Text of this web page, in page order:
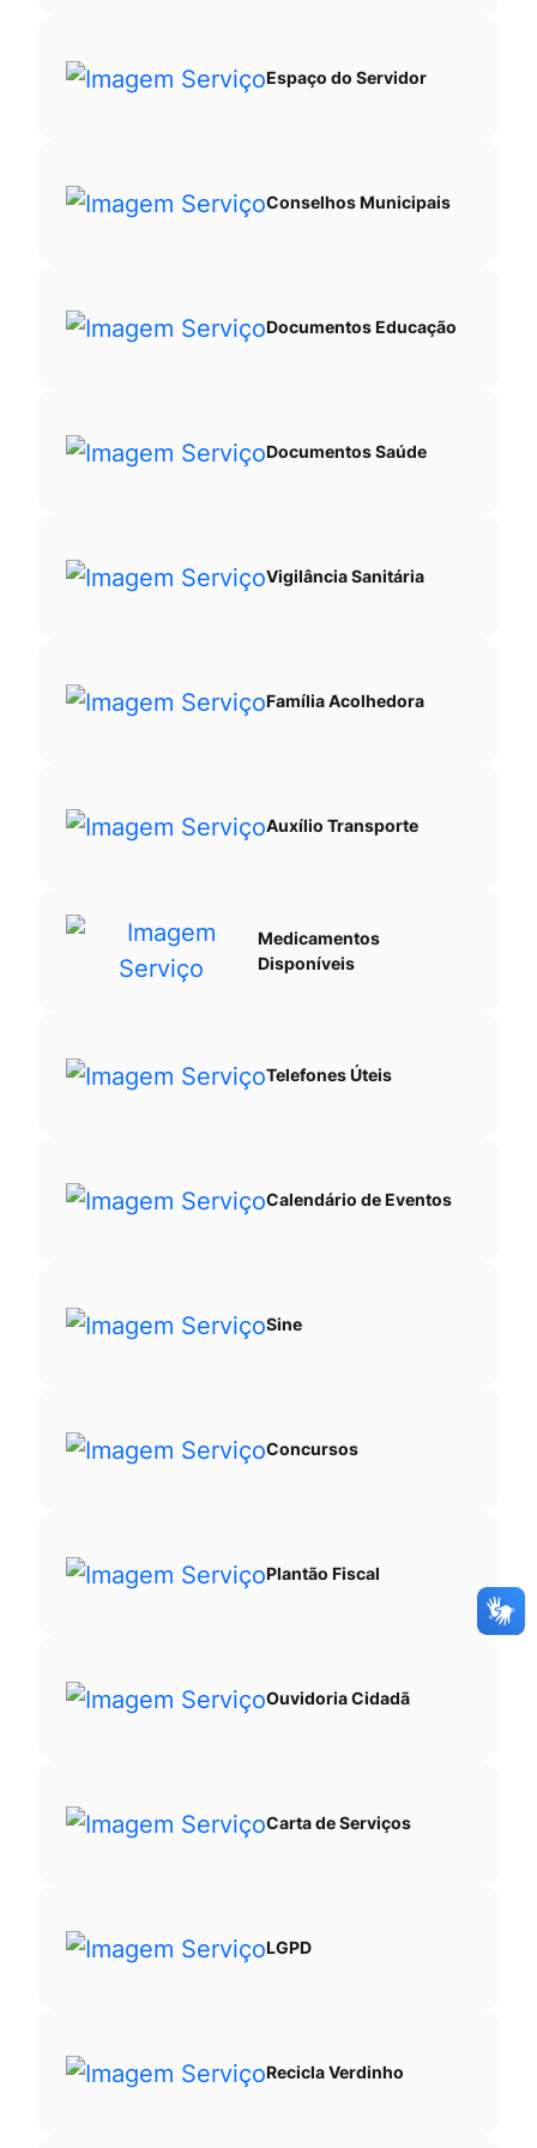
Espaço do Servidor
Conselhos Municipais
Documentos Educação
Documentos Saúde
Vigilância Sanitária
Família Acolhedora
Auxílio Transporte
Medicamentos
Disponíveis
Telefones Úteis
Calendário de Eventos
Sine
Concursos
Plantão Fiscal
Ouvidoria Cidadã
Carta de Serviços
LGPD
Recicla Verdinho